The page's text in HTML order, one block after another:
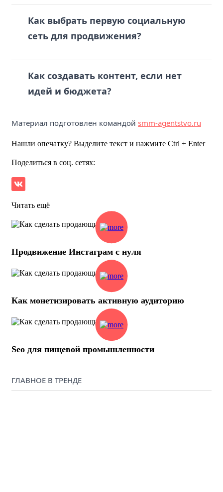
Как выбрать первую социальную
сеть для продвижения?
Как создавать контент, если нет
идей и бюджета?
Материал подготовлен командой smm-agentstvo.ru
Нашли опечатку? Выделите текст и нажмите Ctrl + Enter
Поделиться в соц. сетях:
Читать ещё
Продвижение Инстаграм с нуля
Как монетизировать активную аудиторию
Seo для пищевой промышленности
ГЛАВНОЕ В ТРЕНДЕ